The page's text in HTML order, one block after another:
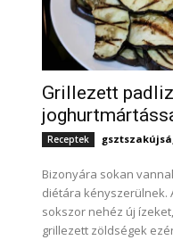
Grillezett
Receptek
Bizonyára sokan
diétára kényszerülnek.
sokszor nehéz új
grillezett zöldségek